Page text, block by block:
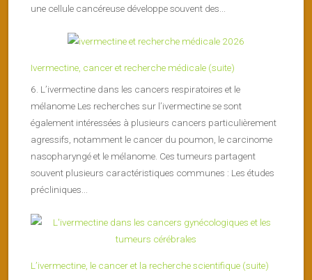
une cellule cancéreuse développe souvent des...
Ivermectine, cancer et recherche médicale (suite)
6. L’ivermectine dans les cancers respiratoires et le
mélanome Les recherches sur l’ivermectine se sont
également intéressées à plusieurs cancers particulièrement
agressifs, notamment le cancer du poumon, le carcinome
nasopharyngé et le mélanome. Ces tumeurs partagent
souvent plusieurs caractéristiques communes : Les études
précliniques...
L’ivermectine, le cancer et la recherche scientifique (suite)